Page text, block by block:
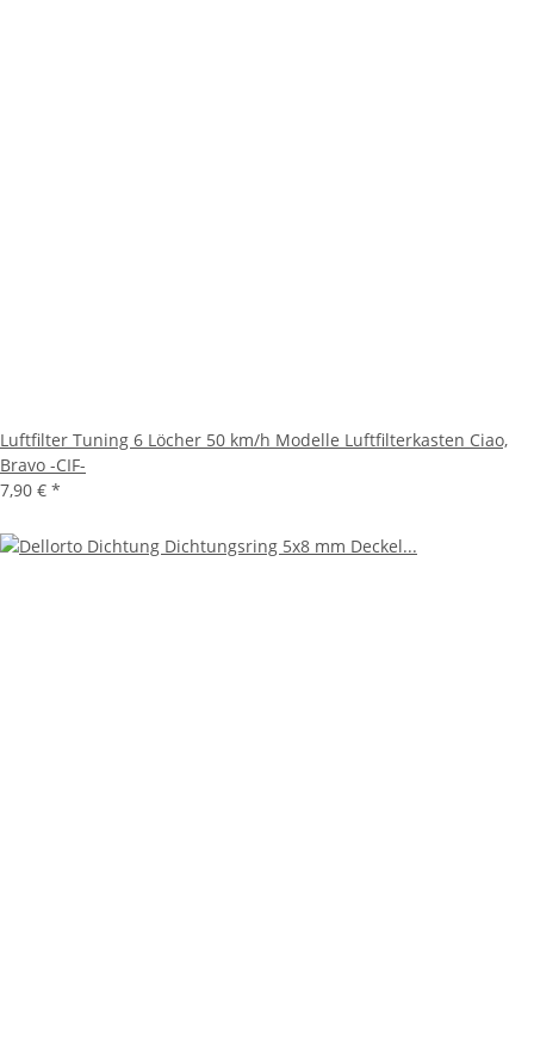
Luftfilter Tuning 6 Löcher 50 km/h Modelle Luftfilterkasten Ciao,
Bravo -CIF-
7,90 € *